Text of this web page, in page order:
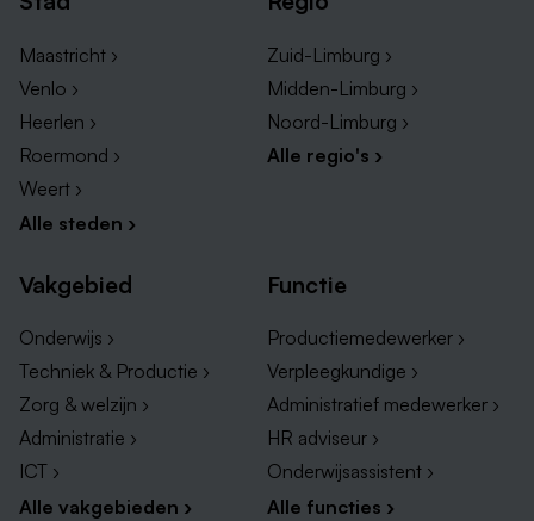
een vernieuwende vorm van zorg binnen Envida
Klaar voor je volgende stap?
Wil jij bijdragen aan een afdeling waar herstel,
zelfstandigheid en persoonlijke aandacht centraal
staan? Dan maken we graag kennis met je. Solliciteer
eenvoudig via de button hieronder. Heb je nog
Melissa Hijdendaal –
0633037282
werken@envida.nl
Maastricht ›
Venlo ›
Heerlen ›
Roermond ›
Weert ›
Alle steden ›
Zuid-Limburg ›
Midden-Limburg ›
Noord-Limburg ›
Alle regio's ›
Vakgebied
Onderwijs ›
Techniek & Productie ›
Zorg & welzijn ›
Administratie ›
ICT ›
Alle vakgebieden ›
Functie
Productiemedewerker ›
Verpleegkundige ›
Administratief medewerker ›
HR adviseur ›
Onderwijsassistent ›
Alle functies ›